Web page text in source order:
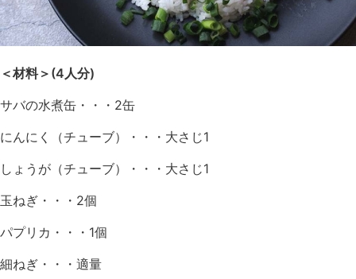
＜材料＞(4人分)
サバの水煮缶・・・2缶
にんにく（チューブ）・・・大さじ1
しょうが（チューブ）・・・大さじ1
玉ねぎ・・・2個
パプリカ・・・1個
細ねぎ・・・適量